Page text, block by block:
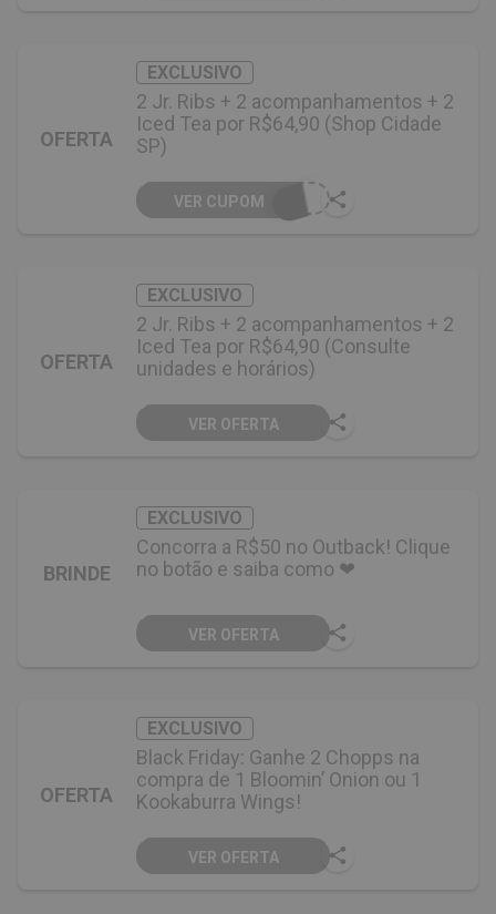
OFERTA
EXCLUSIVO
2 Jr. Ribs + 2 acompanhamentos + 2
Iced Tea por R$64,90 (Shop Cidade
SP)
VER CUPOM
OFERTA
EXCLUSIVO
2 Jr. Ribs + 2 acompanhamentos + 2
Iced Tea por R$64,90 (Consulte
unidades e horários)
VER OFERTA
BRINDE
EXCLUSIVO
Concorra a R$50 no Outback! Clique
no botão e saiba como ❤
VER OFERTA
OFERTA
EXCLUSIVO
Black Friday: Ganhe 2 Chopps na
compra de 1 Bloomin’ Onion ou 1
Kookaburra Wings!
VER OFERTA